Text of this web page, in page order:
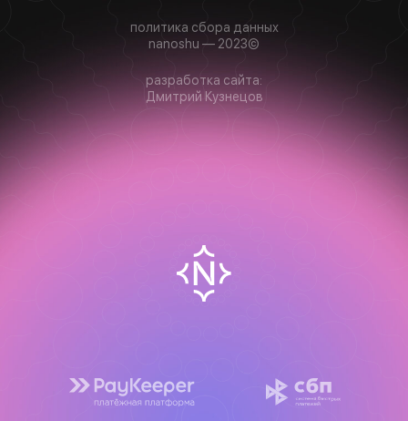
разработка сайта:
Дмитрий Кузнецов
политика сбора данных
nanoshu — 2023©